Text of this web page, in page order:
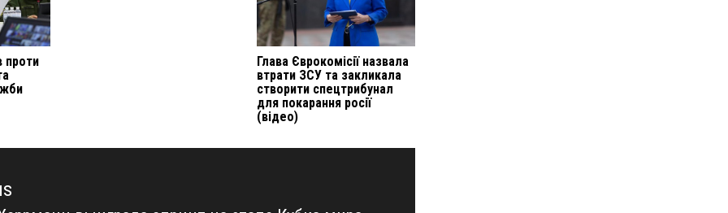
проти
Глава Єврокомісії назвала
втрати ЗСУ та закликала
створити спецтрибунал
для покарання росії
(відео)